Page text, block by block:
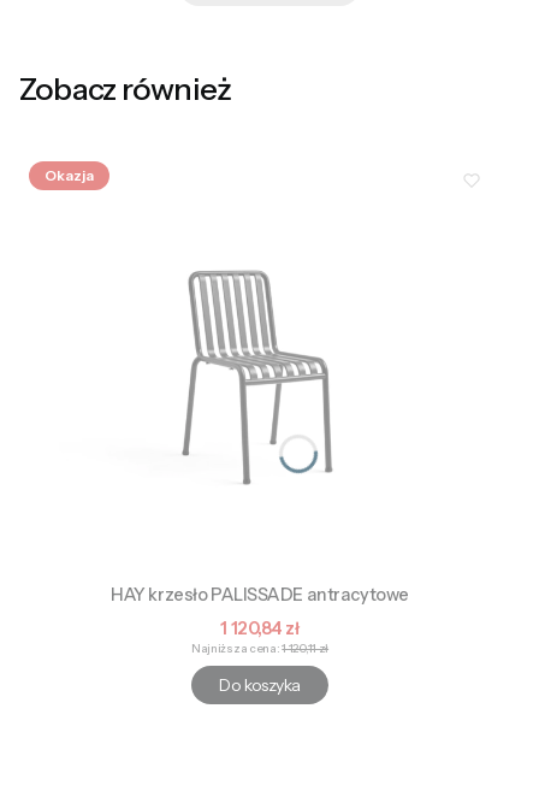
Zobacz również
Okazja
HAY krzesło PALISSADE antracytowe
Cena promocyjna
1 120,84 zł
Najniższa cena: 1 120,11 zł
Do koszyka